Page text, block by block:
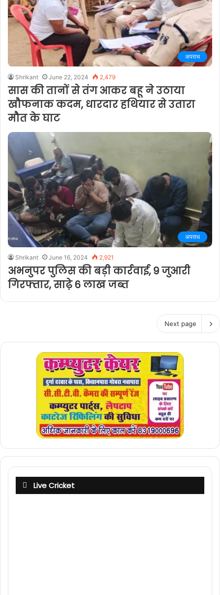
अपराध
Shrikant June 22, 2024 2,479
सास की तानों से तंग आकर बहू ने उठाया
खौफनाक कदम, धारदार हथियार से उतारा
मौत के घाट
अपराध
Shrikant June 16, 2024 2,921
अभनुपर पुलिस की बड़ी कार्रवाई, 9 जुआरी
गिरफ्तार, साढ़े 6 लाख जब्त
Next page
Live Cricket